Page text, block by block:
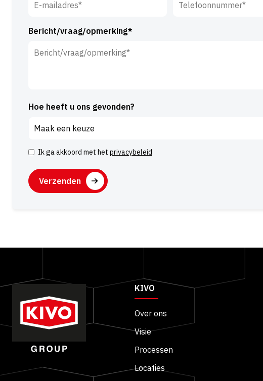
Bericht/vraag/opmerking*
Hoe heeft u ons gevonden?
Instemming
Ik ga akkoord met het privacybeleid
CAPTCHA
KIVO
Over ons
Visie
Processen
Locaties